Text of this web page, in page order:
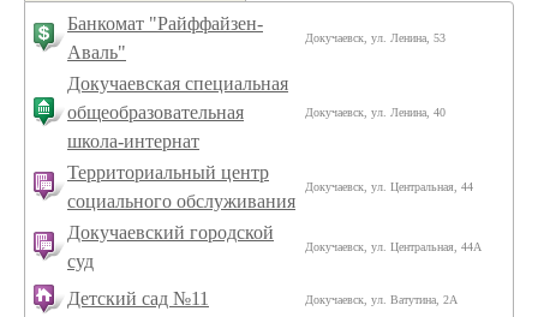
Банкомат "Райффайзен-
Аваль"
Докучаевск, ул. Ленина, 53
Докучаевская специальная
общеобразовательная
школа-интернат
Докучаевск, ул. Ленина, 40
Территориальный центр
социального обслуживания
Докучаевск, ул. Центральная, 44
Докучаевский городской
суд
Докучаевск, ул. Центральная, 44А
Детский сад №11 Докучаевск, ул. Ватутина, 2А